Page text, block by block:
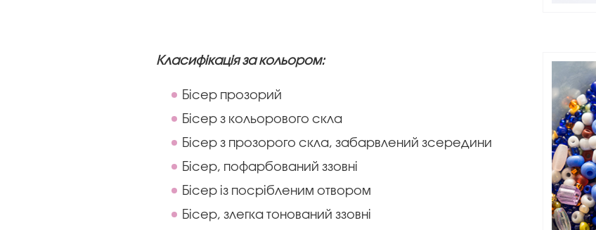
Класифікація за кольором:
Бісер прозорий
Бісер з кольорового скла
Бісер з прозорого скла, забарвлений зсередини
Бісер, пофарбований ззовні
Бісер із посрібленим отвором
Бісер, злегка тонований ззовні